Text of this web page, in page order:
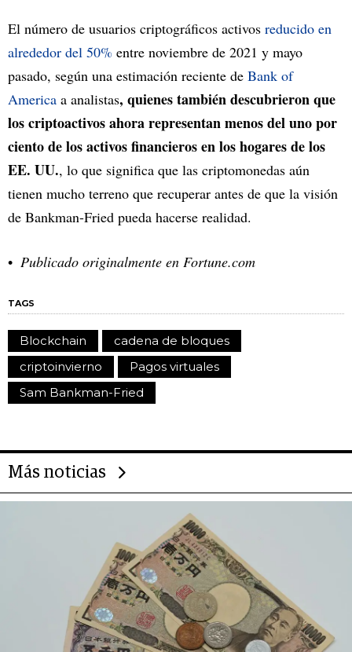
El número de usuarios criptográficos activos reducido en
alrededor del 50% entre noviembre de 2021 y mayo
pasado, según una estimación reciente de Bank of
America a analistas, quienes también descubrieron que
los criptoactivos ahora representan menos del uno por
ciento de los activos financieros en los hogares de los
EE. UU., lo que significa que las criptomonedas aún
tienen mucho terreno que recuperar antes de que la visión
de Bankman-Fried pueda hacerse realidad.
Publicado originalmente en Fortune.com
TAGS
Blockchain
cadena de bloques
criptoinvierno
Pagos virtuales
Sam Bankman-Fried
Más noticias